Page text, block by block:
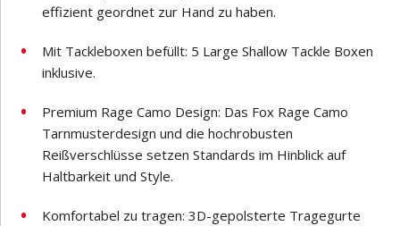
effizient geordnet zur Hand zu haben.
Mit Tackleboxen befüllt: 5 Large Shallow Tackle Boxen
inklusive.
Premium Rage Camo Design: Das Fox Rage Camo
Tarnmusterdesign und die hochrobusten
Reißverschlüsse setzen Standards im Hinblick auf
Haltbarkeit und Style.
Komfortabel zu tragen: 3D-gepolsterte Tragegurte